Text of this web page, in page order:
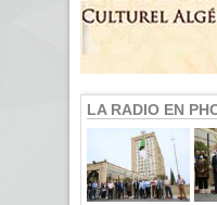
LA RADIO EN